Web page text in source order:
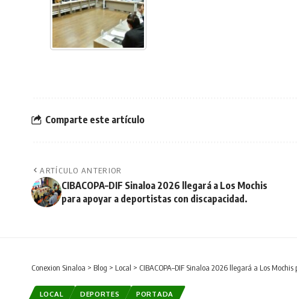
Comparte este artículo
ARTÍCULO ANTERIOR
CIBACOPA–DIF Sinaloa 2026 llegará a Los Mochis
para apoyar a deportistas con discapacidad.
Conexion Sinaloa > Blog > Local > CIBACOPA–DIF Sinaloa 2026 llegará a Los
LOCAL DEPORTES PORTADA